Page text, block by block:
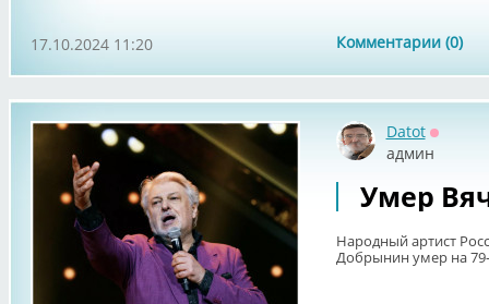
Комментарии (0)
17.10.2024 11:20
Datot
админ
Умер
Народный артист
Добрынин умер на